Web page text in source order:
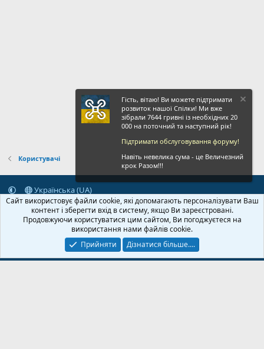
Користувачі
Українська (UA)
Зворотній зв'язок
Умови і правила
Політика конфіденційності
Дoпoмoга
Головна
R
S
S
© 2020-2026 FPVUA.ORG Розроблено:Magshifter
Гість, вітаю! Ви можете підтримати
розвиток нашої Спілки! Ми вже
зібрали 7644 гривні із необхідних 20
000 на поточний та наступний рік!
Підтримати обслуговування форуму!
Навіть невелика сума - це Величезний
крок Разом!!!
Сайт використовує файли cookie, які допомагають персоналізувати Ваш
контент і зберегти вхід в систему, якщо Ви зареєстровані.
Продовжуючи користуватися цим сайтом, Ви погоджуєтеся на
використання нами файлів cookie.
Прийняти
Дізнатися більше....